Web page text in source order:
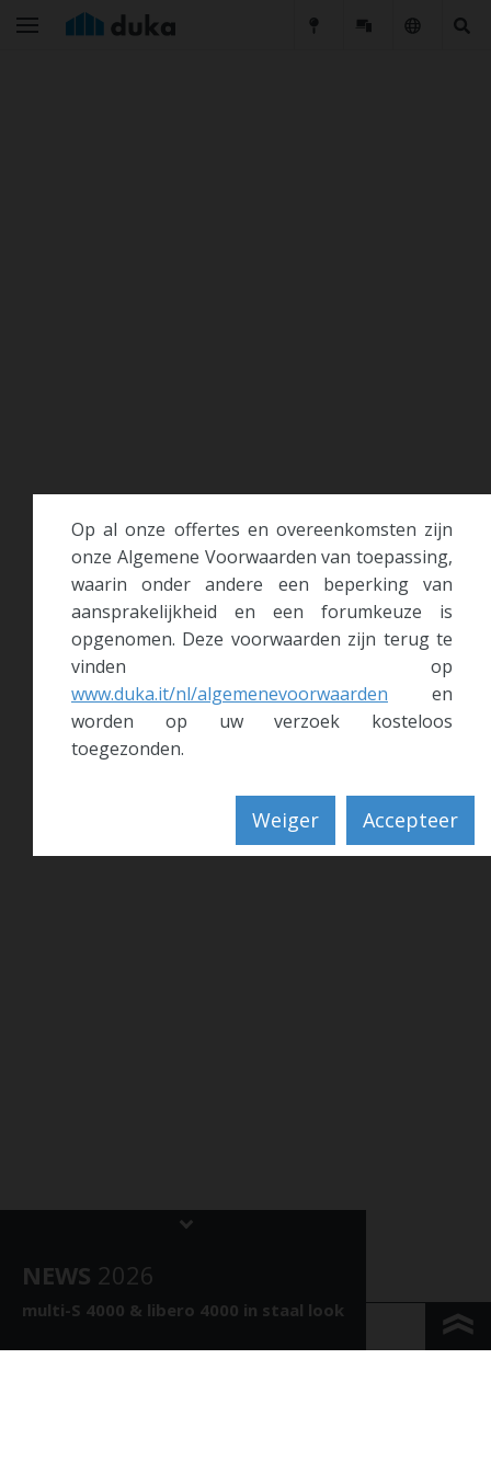
NEWS 2026
multi-S 4000 & libero 4000 in staal look
Op al onze offertes en overeenkomsten zijn
onze Algemene Voorwaarden van toepassing,
waarin onder andere een beperking van
aansprakelijkheid en een forumkeuze is
opgenomen. Deze voorwaarden zijn terug te
vinden op
www.duka.it/nl/algemenevoorwaarden en
worden op uw verzoek kosteloos
toegezonden.
Weiger Accepteer